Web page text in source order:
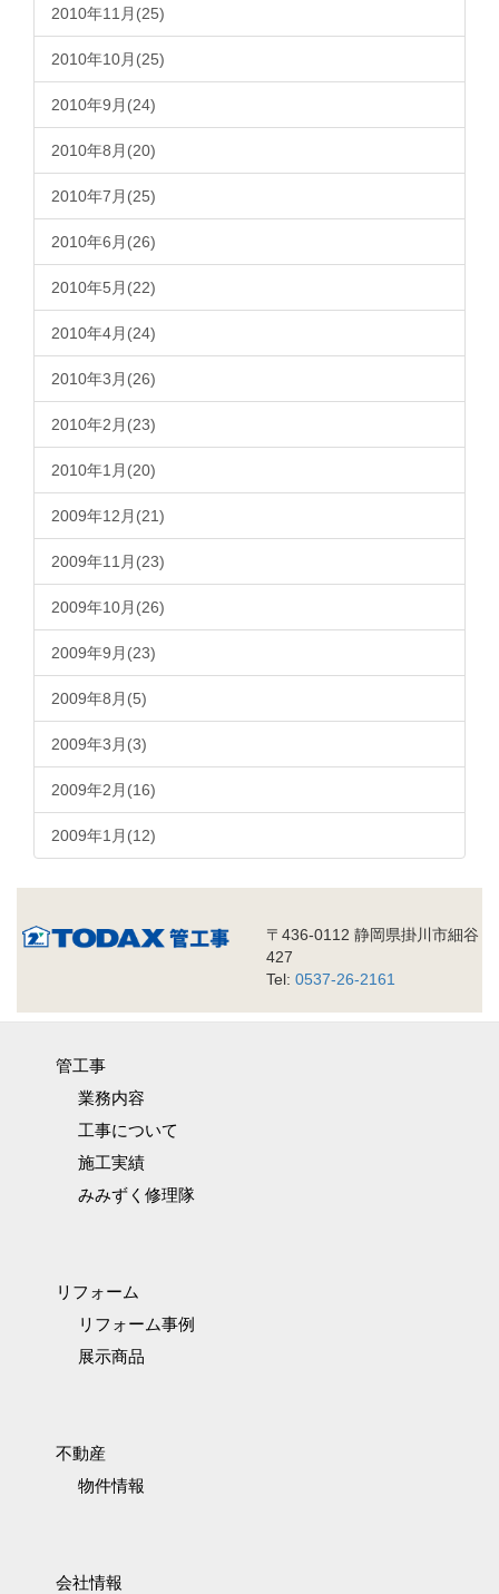
2010年11月(25)
2010年10月(25)
2010年9月(24)
2010年8月(20)
2010年7月(25)
2010年6月(26)
2010年5月(22)
2010年4月(24)
2010年3月(26)
2010年2月(23)
2010年1月(20)
2009年12月(21)
2009年11月(23)
2009年10月(26)
2009年9月(23)
2009年8月(5)
2009年3月(3)
2009年2月(16)
2009年1月(12)
〒436-0112 静岡県掛川市細谷
427
Tel: 0537-26-2161
管工事
業務内容
工事について
施工実績
みみずく修理隊
リフォーム
リフォーム事例
展示商品
不動産
物件情報
会社情報